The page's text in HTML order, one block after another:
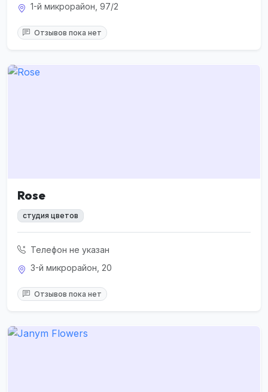
1-й микрорайон, 97/2
Отзывов пока нет
Rose
студия цветов
Телефон не указан
3-й микрорайон, 20
Отзывов пока нет